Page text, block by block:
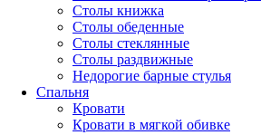
Столы книжка
Столы обеденные
Столы стеклянные
Столы раздвижные
Недорогие барные стулья
Спальня
Кровати
Кровати в мягкой обивке